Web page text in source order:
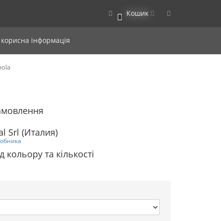
0 Кошик
інформація
Srl (Италия)
кольору та кількості